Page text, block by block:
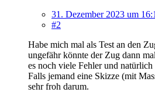
31. Dezember 2023 um
#2
Habe mich mal als Test an den
ungefähr könnte der Zug dann
es noch viele Fehler und
Falls jemand eine Skizze (mit
sehr froh darum.